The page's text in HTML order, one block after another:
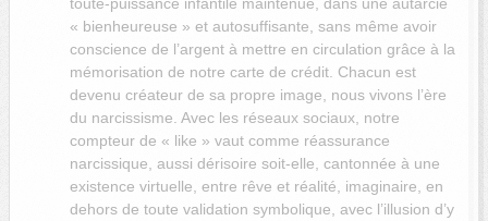
« bienheureuse » et autosuffisante, sans même avoir
conscience de l’argent à mettre en circulation grâce à la
mémorisation de notre carte de crédit. Chacun est
devenu créateur de sa propre image, nous vivons l’ère
du narcissisme. Avec les réseaux sociaux, notre
compteur de « like » vaut comme réassurance
narcissique, aussi dérisoire soit-elle, cantonnée à une
existence virtuelle, entre rêve et réalité, imaginaire, en
dehors de toute validation symbolique, avec l’illusion d’y